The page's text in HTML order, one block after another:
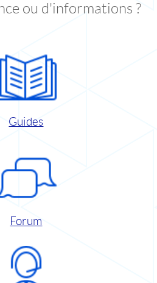
ou d'informations ?
Guides
Forum